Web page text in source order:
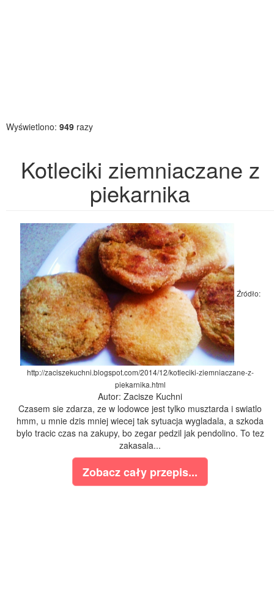
Wyświetlono: 949 razy
Kotleciki ziemniaczane z
piekarnika
Źródło:
http://zaciszekuchni.blogspot.com/2014/12/kotleciki-ziemniaczane-z-
piekarnika.html
Autor: Zacisze Kuchni
Czasem sie zdarza, ze w lodowce jest tylko musztarda i swiatlo
hmm, u mnie dzis mniej wiecej tak sytuacja wygladala, a szkoda
bylo tracic czas na zakupy, bo zegar pedzil jak pendolino. To tez
zakasala...
Zobacz cały przepis...